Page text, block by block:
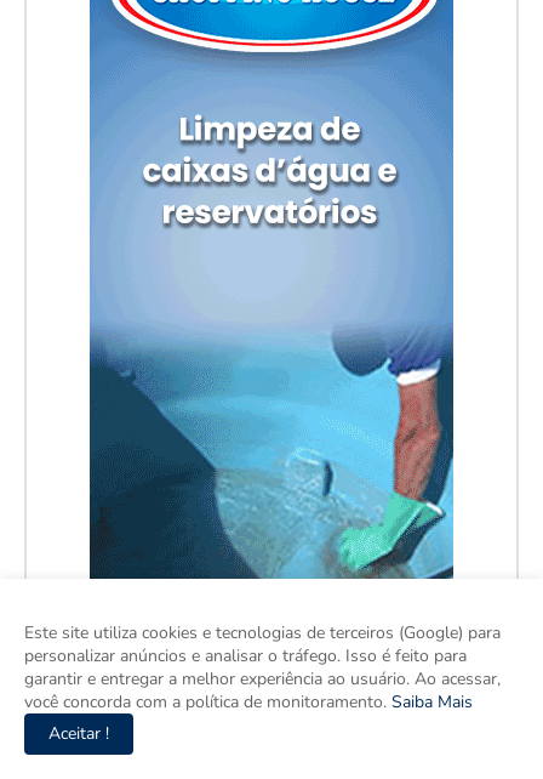
Este site utiliza cookies e tecnologias de terceiros (Google) para
personalizar anúncios e analisar o tráfego. Isso é feito para
garantir e entregar a melhor experiência ao usuário. Ao acessar,
você concorda com a política de monitoramento. Saiba Mais
Aceitar !